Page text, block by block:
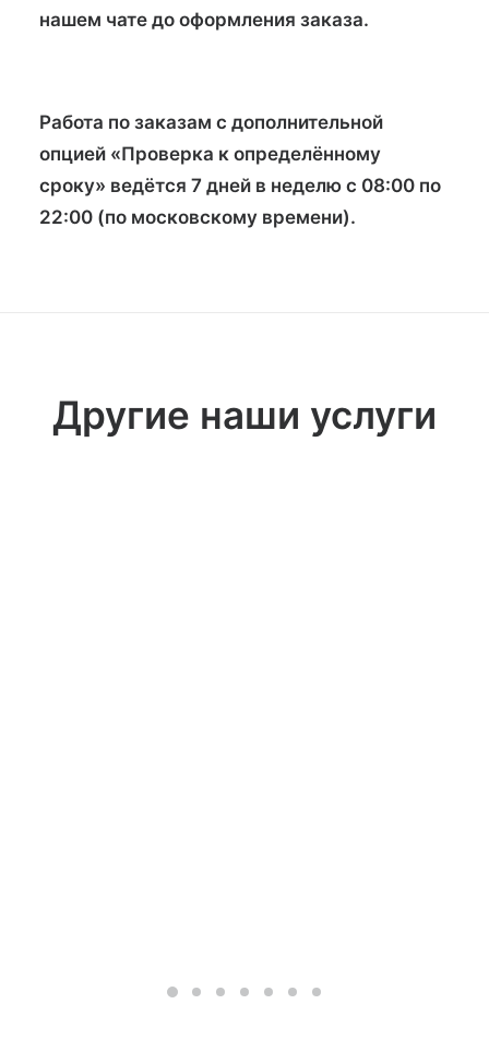
нашем чате до оформления заказа.
Работа по заказам с дополнительной
опцией «Проверка к определённому
сроку» ведётся 7 дней в неделю с 08:00 по
22:00 (по московскому времени).
Другие наши услуги